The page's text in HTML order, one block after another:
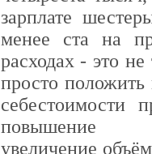
зарплате
менее ста на
расходах - это
просто
себестоимости
повышение
увеличение